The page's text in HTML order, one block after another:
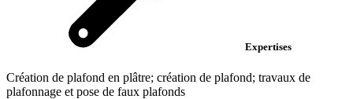
Expertises
Création de plafond en plâtre; création de plafond; travaux de
plafonnage et pose de faux plafonds